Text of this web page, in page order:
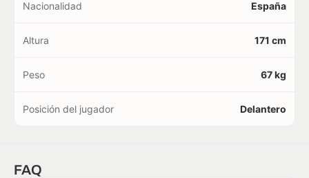
Nacionalidad España
Altura 171 cm
Peso 67 kg
Posición del jugador Delantero
FAQ